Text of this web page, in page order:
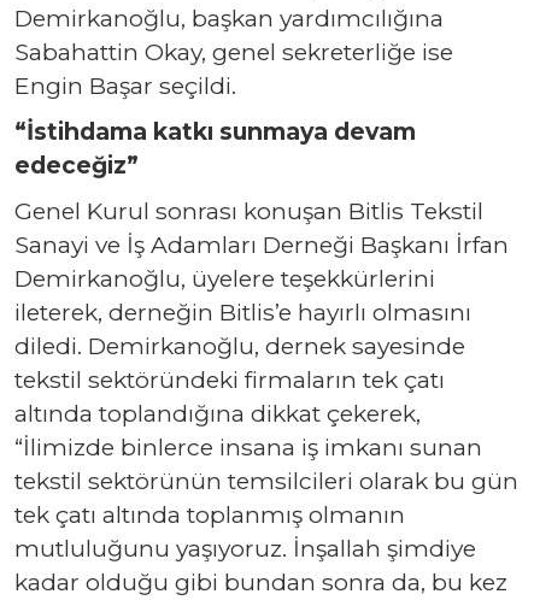
Demirkanoğlu, başkan yardımcılığına
Sabahattin Okay, genel sekreterliğe ise
Engin Başar seçildi.
“İstihdama katkı sunmaya devam
edeceğiz”
Genel Kurul sonrası konuşan Bitlis Tekstil
Sanayi ve İş Adamları Derneği Başkanı İrfan
Demirkanoğlu, üyelere teşekkürlerini
ileterek, derneğin Bitlis’e hayırlı olmasını
diledi. Demirkanoğlu, dernek sayesinde
tekstil sektöründeki firmaların tek çatı
altında toplandığına dikkat çekerek,
“İlimizde binlerce insana iş imkanı sunan
tekstil sektörünün temsilcileri olarak bu gün
tek çatı altında toplanmış olmanın
mutluluğunu yaşıyoruz. İnşallah şimdiye
kadar olduğu gibi bundan sonra da, bu kez